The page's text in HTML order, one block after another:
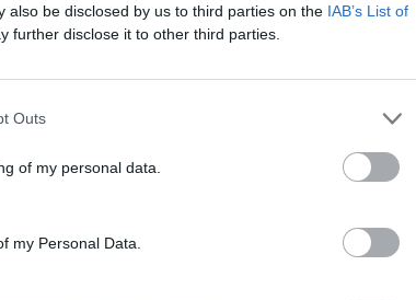
also be disclosed by us to third parties on the IAB’s List of
further disclose it to other third parties.
Outs
of my personal data.
my Personal Data.